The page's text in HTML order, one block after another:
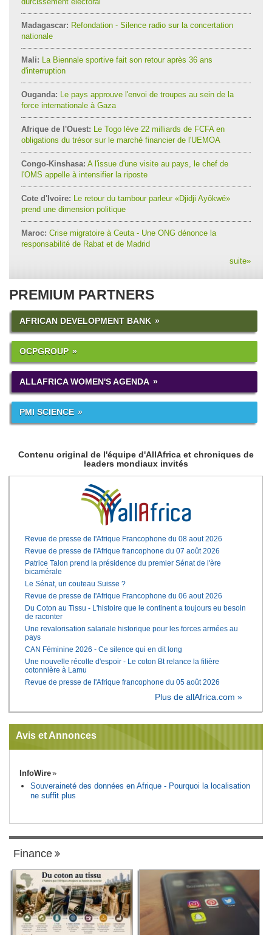
Madagascar: Refondation - Silence radio sur la concertation
nationale
Mali: La Biennale sportive fait son retour après 36 ans
d'interruption
Ouganda: Le pays approuve l'envoi de troupes au sein de la
force internationale à Gaza
Afrique de l'Ouest: Le Togo lève 22 milliards de FCFA en
obligations du trésor sur le marché financier de l'UEMOA
Congo-Kinshasa: A l'issue d'une visite au pays, le chef de
l'OMS appelle à intensifier la riposte
Cote d'Ivoire: Le retour du tambour parleur «Djidji Ayôkwé»
prend une dimension politique
Maroc: Crise migratoire à Ceuta - Une ONG dénonce la
responsabilité de Rabat et de Madrid
suite»
PREMIUM PARTNERS
AFRICAN DEVELOPMENT BANK
OCPGROUP
ALLAFRICA WOMEN'S AGENDA
PMI SCIENCE
Contenu original de l'équipe d'AllAfrica et chroniques de
leaders mondiaux invités
Revue de presse de l'Afrique Francophone du 08 aout 2026
Revue de presse de l'Afrique francophone du 07 août 2026
Patrice Talon prend la présidence du premier Sénat de l'ère
bicamérale
Le Sénat, un couteau Suisse ?
Revue de presse de l'Afrique Francophone du 06 aout 2026
Du Coton au Tissu - L'histoire que le continent a toujours eu besoin
de raconter
Une revalorisation salariale historique pour les forces armées au
pays
CAN Féminine 2026 - Ce silence qui en dit long
Une nouvelle récolte d'espoir - Le coton Bt relance la filière
cotonnière à Lamu
Revue de presse de l'Afrique francophone du 05 août 2026
Plus de allAfrica.com »
Avis et Annonces
InfoWire
Souveraineté des données en Afrique - Pourquoi la localisation
ne suffit plus
Finance